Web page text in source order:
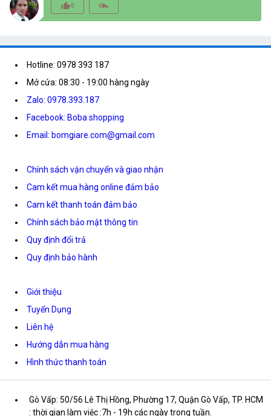
thumb_up_alt0 reply_all
Hotline: 0978 393 187
Mở cửa: 08:30 - 19:00 hàng ngày
Zalo: 0978.393.187
Facebook: Boba shopping
Email: bomgiare.com@gmail.com
Chính sách vận chuyển và giao nhận
Cam kết mua hàng online đảm bảo
Cam kết thanh toán đảm bảo
Chính sách bảo mật thông tin
Quy định đổi trả
Quy định bảo hành
Giới thiệu
Tuyển Dụng
Liên hệ
Hướng dẫn mua hàng
Hình thức thanh toán
Gò Vấp: 50/56 Lê Thị Hồng, Phường 17, Quận Gò Vấp, TP. HCM
: thời gian làm việc :7h - 19h các ngày trong tuần.